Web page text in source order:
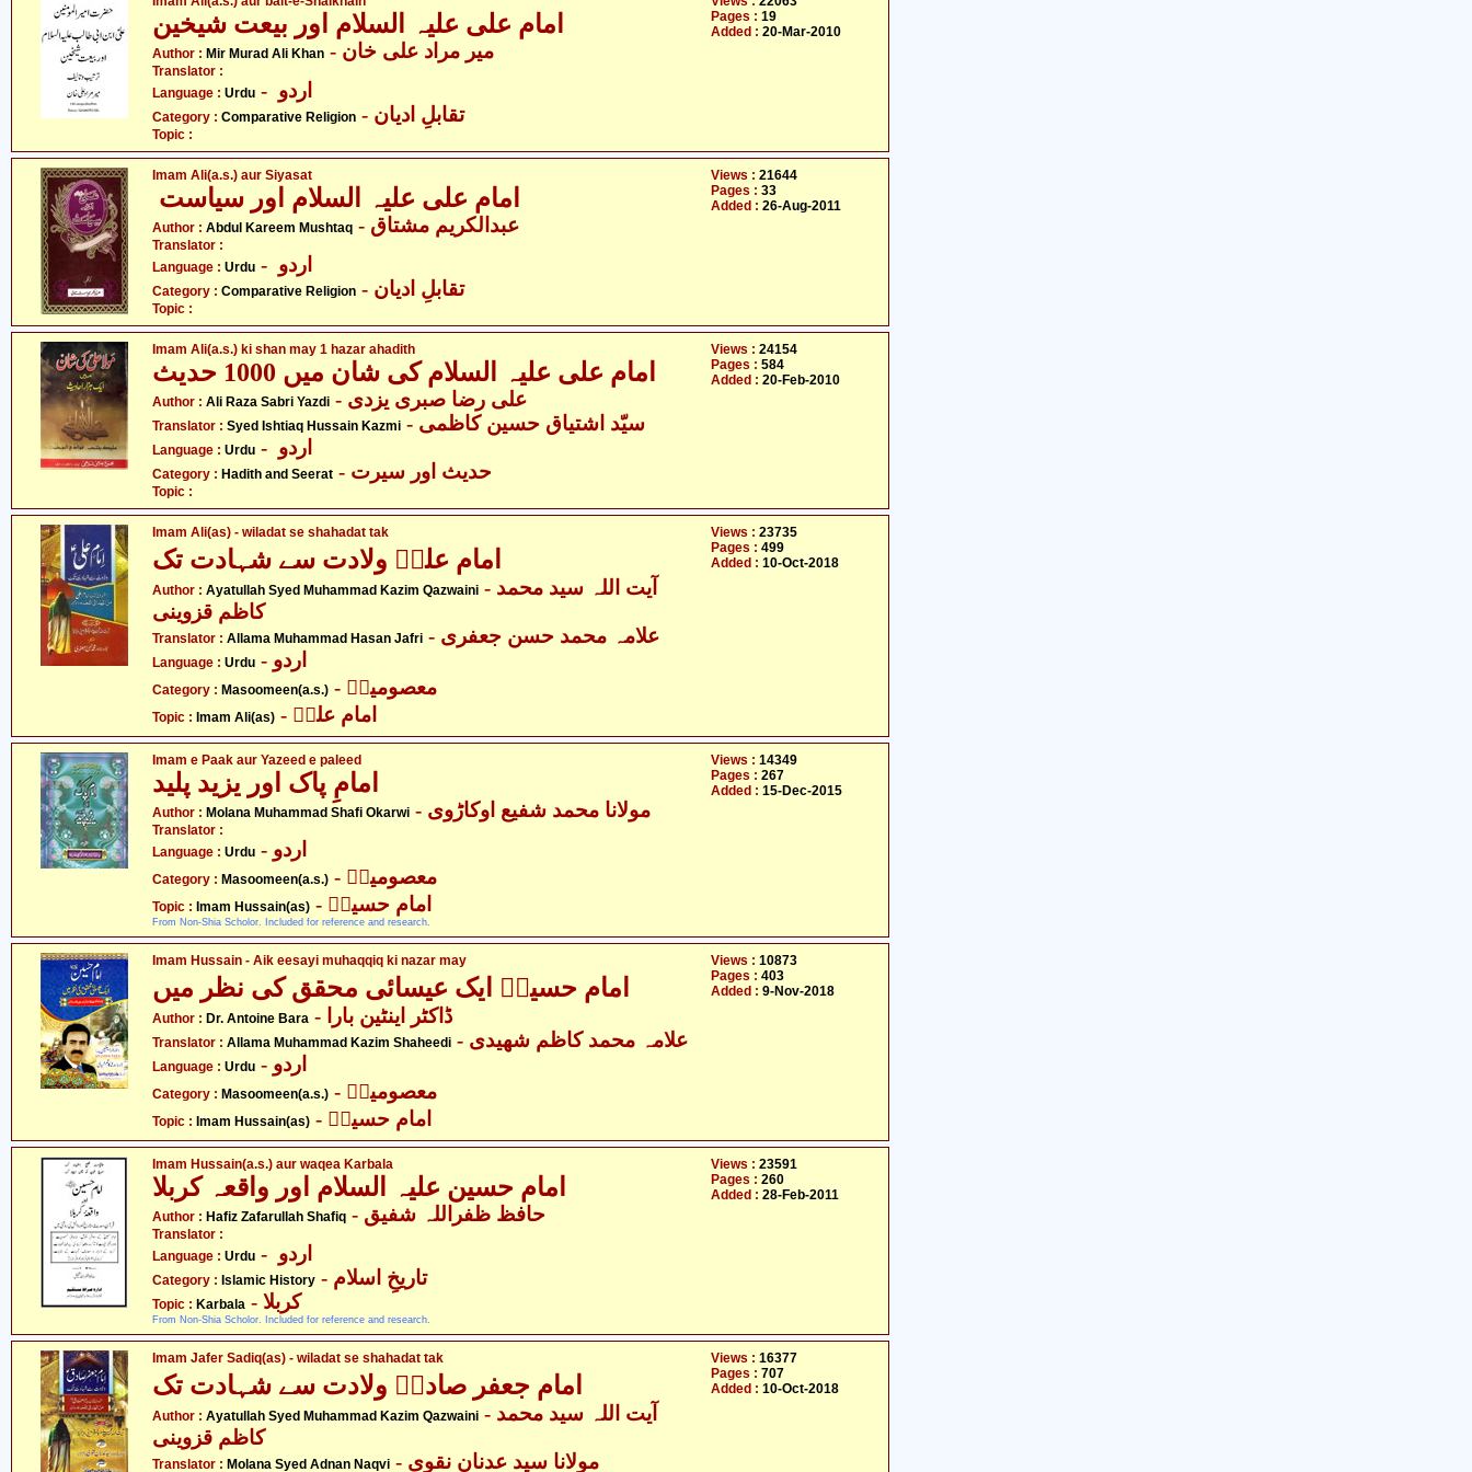
Author : Mir Murad Ali Khan - میر مراد علی خان
Translator :
Language : Urdu
Category : Comparative Religion - تقابلِ ادیان
Topic :
Pages : 19
Added : 20-Mar-2010
Imam Ali(a.s.) aur Siyasat
Author : Abdul Kareem Mushtaq - عبدالکریم مشتاق
Translator :
Language : Urdu
Category : Comparative Religion - تقابلِ ادیان
Topic :
Views : 21644
Pages : 33
Added : 26-Aug-2011
Imam Ali(a.s.) ki shan may 1 hazar ahadith
Author : Ali Raza Sabri Yazdi
Translator : Syed Ishtiaq Hussain Kazmi - سیّد اشتیاق حسین کاظمی
Language : Urdu
Category : Hadith and Seerat - حدیث اور سیرت
Topic :
Views : 24154
Pages : 584
Added : 20-Feb-2010
Imam Ali(as) - wiladat se shahadat tak
امام علیؑ ولادت سے شہادت تک
Author : Ayatullah Syed Muhammad Kazim Qazwaini - آیت اللہ سید محمد
کاظم قزوینی
Translator : Allama Muhammad Hasan Jafri - علامہ محمد حسن جعفری
Language : Urdu - اردو
Category : Masoomeen(a.s.) - معصومینؑ
Topic : Imam Ali(as) - امام علیؑ
Views : 23735
Pages : 499
Added : 10-Oct-2018
Imam e Paak aur Yazeed e paleed
امامِ پاک اور یزید پلید
Author : Molana Muhammad Shafi Okarwi - مولانا محمد شفیع اوکاڑوی
Translator :
Language : Urdu - اردو
Category : Masoomeen(a.s.) - معصومینؑ
Topic : Imam Hussain(as) - امام حسینؑ
From Non-Shia Scholor. Included for reference and research.
Views : 14349
Pages : 267
Added : 15-Dec-2015
Imam Hussain - Aik eesayi muhaqqiq ki nazar may
امام حسینؑ ایک عیسائی محقق کی نظر میں
Author : Dr. Antoine Bara - ڈاکٹر اینٹین بارا
Translator : Allama Muhammad Kazim Shaheedi - علامہ محمد کاظم شھیدی
Language : Urdu - اردو
Category : Masoomeen(a.s.) - معصومینؑ
Topic : Imam Hussain(as) - امام حسینؑ
Views : 10873
Pages : 403
Added : 9-Nov-2018
Imam Hussain(a.s.) aur waqea Karbala
Author : Hafiz Zafarullah Shafiq - حافظ ظفراللہ شفیق
Translator :
Language : Urdu
Category : Islamic History - تاریخِ اسلام
Topic : Karbala - کربلا
From Non-Shia Scholor. Included for reference and research.
Views : 23591
Pages : 260
Added : 28-Feb-2011
Imam Jafer Sadiq(as) - wiladat se shahadat tak
امام جعفر صادقؑ ولادت سے شہادت تک
Author : Ayatullah Syed Muhammad Kazim Qazwaini - آیت اللہ سید محمد
کاظم قزوینی
Translator : Molana Syed Adnan Naqvi - مولانا سید عدنان نقوی
Views : 16377
Pages : 707
Added : 10-Oct-2018